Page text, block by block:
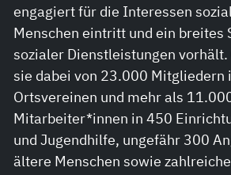
engagiert für die Interessen
Menschen eintritt und ein breites
sozialer Dienstleistungen
sie dabei von 23.000 Mitgliedern
Ortsvereinen und mehr als
Mitarbeiter*innen in 450
und Jugendhilfe, ungefähr 300
ältere Menschen sowie